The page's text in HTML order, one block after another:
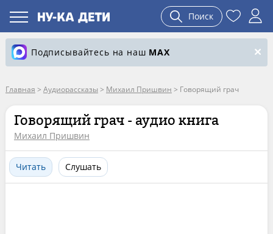
Поиск
Подписывайтесь на наш MAX
Главная > Аудиорассказы > Михаил Пришвин > Говорящий грач
Говорящий грач - аудио книга
Михаил Пришвин
Читать Слушать